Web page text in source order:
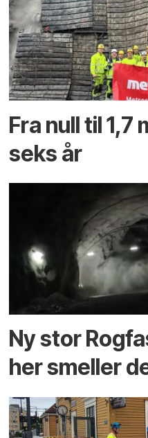
Fra null til 1,7
seks år
Ny stor
her smeller